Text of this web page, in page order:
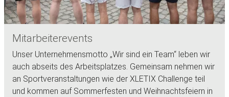
Mitarbeiterevents
Unser Unternehmensmotto „Wir sind ein Team“ leben wir
auch abseits des Arbeitsplatzes. Gemeinsam nehmen wir
an Sportveranstaltungen wie der XLETIX Challenge teil
und kommen auf Sommerfesten und Weihnachtsfeiern in